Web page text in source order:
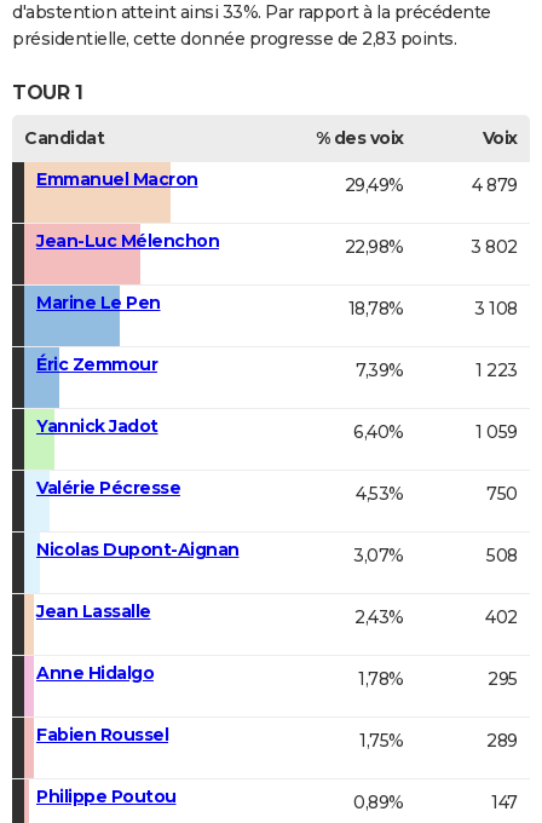
d'abstention atteint ainsi 33%. Par rapport à la précédente
présidentielle, cette donnée progresse de 2,83 points.
TOUR 1
Candidat % des voix
Voix
Emmanuel Macron
29,49% 4 879
Jean-Luc Mélenchon 22,98% 3 802
Marine Le Pen 18,78% 3 108
Éric Zemmour 7,39% 1 223
Yannick Jadot 6,40% 1 059
Valérie Pécresse 4,53% 750
Nicolas Dupont-Aignan 3,07% 508
Jean Lassalle 2,43% 402
Anne Hidalgo 1,78% 295
Fabien Roussel 1,75% 289
Philippe Poutou 0,89% 147